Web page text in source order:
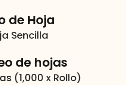
de Hoja
Sencilla
de hojas
(1,000 x Rollo)